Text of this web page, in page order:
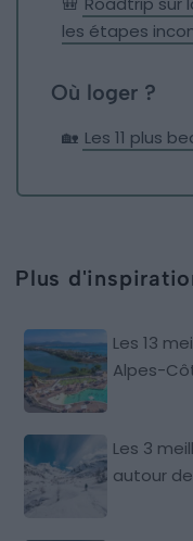
les étapes
Où loger ?
🏡 Les 11 plus
Plus
Les 13
Alpes-
Les 3
autour